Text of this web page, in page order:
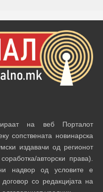
на веб Порталот
сопствената новинарска
издавачи од регионот
авторски права).
надвор од условите е
со редакцијата на